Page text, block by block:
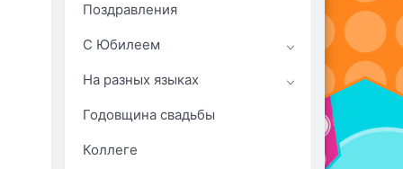
Поздравления
С Юбилеем
На разных языках
Годовщина свадьбы
Коллеге